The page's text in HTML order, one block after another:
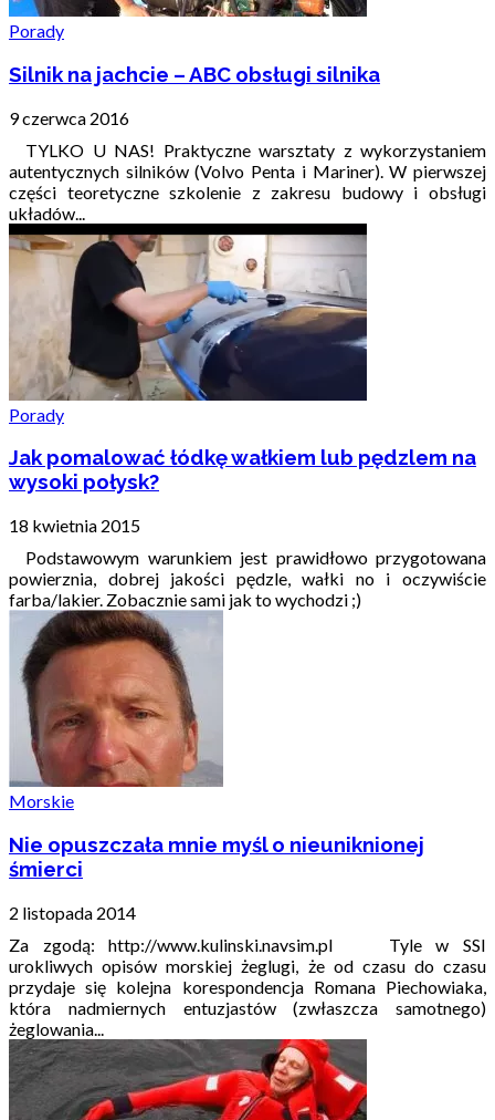
Porady
Silnik na jachcie – ABC obsługi silnika
9 czerwca 2016
TYLKO U NAS! Praktyczne warsztaty z wykorzystaniem
autentycznych silników (Volvo Penta i Mariner). W pierwszej
części teoretyczne szkolenie z zakresu budowy i obsługi
układów...
Porady
Jak pomalować łódkę wałkiem lub pędzlem na
wysoki połysk?
18 kwietnia 2015
Podstawowym warunkiem jest prawidłowo przygotowana
powierznia, dobrej jakości pędzle, wałki no i oczywiście
farba/lakier. Zobacznie sami jak to wychodzi ;)
Morskie
Nie opuszczała mnie myśl o nieuniknionej
śmierci
2 listopada 2014
Za zgodą: http://www.kulinski.navsim.pl Tyle w SSI
urokliwych opisów morskiej żeglugi, że od czasu do czasu
przydaje się kolejna korespondencja Romana Piechowiaka,
która nadmiernych entuzjastów (zwłaszcza samotnego)
żeglowania...